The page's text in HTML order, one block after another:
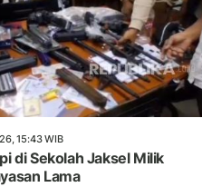
15:43 WIB
di Sekolah Jaksel Milik
Lama